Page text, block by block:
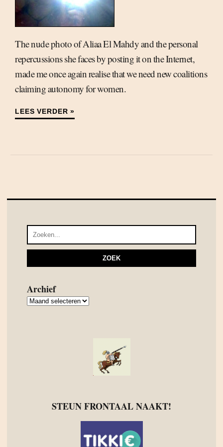
The nude photo of Aliaa El Mahdy and the personal
repercussions she faces by posting it on the Internet,
made me once again realise that we need new coalitions
claiming autonomy for women.
LEES VERDER »
Archief
Archief
STEUN FRONTAAL NAAKT!